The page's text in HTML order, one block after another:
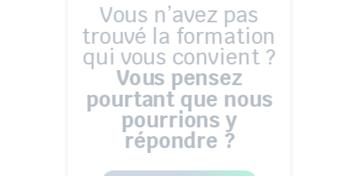
Vous n’avez pas
trouvé la formation
qui vous convient ?
Vous pensez
pourtant que nous
pourrions y
répondre ?